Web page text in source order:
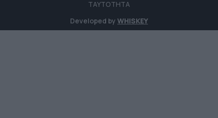
ΤΑΥΤΟΤΗΤΑ
Developed by WHISKEY